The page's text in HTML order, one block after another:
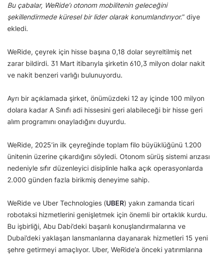
Bu çabalar, WeRide’ı otonom mobilitenin geleceğini
şekillendirmede küresel bir lider olarak konumlandırıyor.” diye
ekledi.
WeRide, çeyrek için hisse başına 0,18 dolar seyreltilmiş net
zarar bildirdi. 31 Mart itibarıyla şirketin 610,3 milyon dolar nakit
ve nakit benzeri varlığı bulunuyordu.
Ayrı bir açıklamada şirket, önümüzdeki 12 ay içinde 100 milyon
dolara kadar A Sınıfı adi hissesini geri alabileceği bir hisse geri
alım programını onayladığını duyurdu.
WeRide, 2025’in ilk çeyreğinde toplam filo büyüklüğünü 1.200
ünitenin üzerine çıkardığını söyledi. Otonom sürüş sistemi arızası
nedeniyle sıfır düzenleyici disiplinle halka açık operasyonlarda
2.000 günden fazla birikmiş deneyime sahip.
WeRide ve Uber Technologies (UBER) yakın zamanda ticari
robotaksi hizmetlerini genişletmek için önemli bir ortaklık kurdu.
Bu işbirliği, Abu Dabi’deki başarılı konuşlandırmalarına ve
Dubai’deki yaklaşan lansmanlarına dayanarak hizmetleri 15 yeni
şehre getirmeyi amaçlıyor. Uber, WeRide’a önceki yatırımlarına